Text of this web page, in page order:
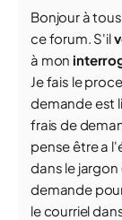
Bonjour à
ce forum. S'il
à mon
Je fais le
demande est
frais de
pense être a
dans le jargon
demande
le courriel